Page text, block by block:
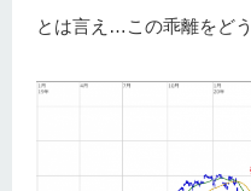
とは言え…この乖離をど